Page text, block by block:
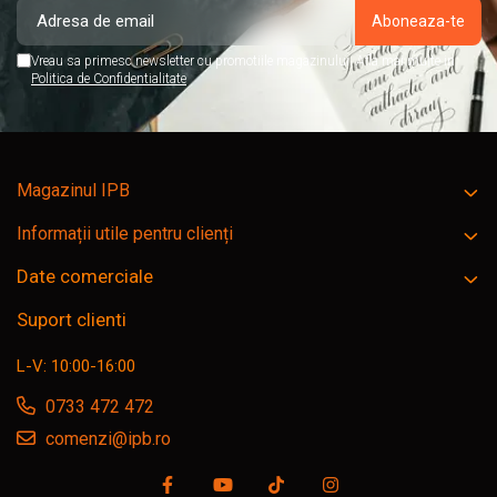
Vreau sa primesc newsletter cu promotiile magazinului. Afla mai multe in
Politica de Confidentialitate
Magazinul IPB
Informații utile pentru clienți
Date comerciale
Suport clienti
L-V: 10:00-16:00
0733 472 472
comenzi@ipb.ro